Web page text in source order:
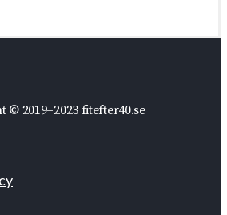
© 2019–2023 fitefter40.se